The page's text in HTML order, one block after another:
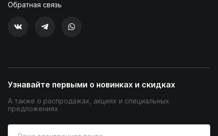
Обратная связь
Узнавайте первыми о новинках и скидках
А также о распродажах, акциях и специальных
предложениях